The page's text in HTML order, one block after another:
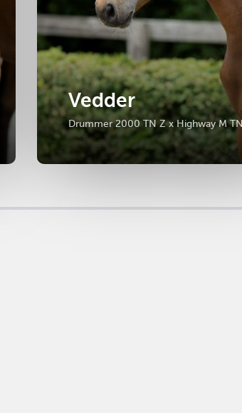
Vedder
Drummer 2000 TN Z x Highway M TN